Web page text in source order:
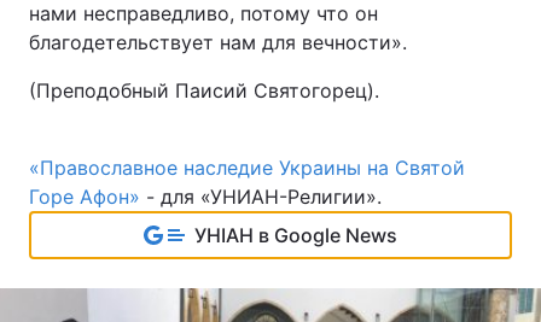
нами несправедливо, потому что он
благодетельствует нам для вечности».
(Преподобный Паисий Святогорец).
«Православное наследие Украины на Святой
Горе Афон» - для «УНИАН-Религии».
УНІАН в Google News